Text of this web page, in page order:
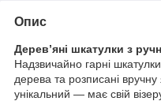
Опис
Дерев’яні шкатулки з
Надзвичайно гарні
дерева та розписані
унікальний — має свій